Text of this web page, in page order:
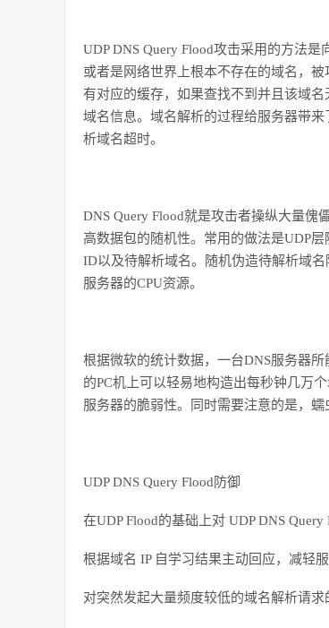
UDP DNS Query Flood攻击采用的方法是
或者是网络世界上根本不存在的域名，被
有对应的缓存，如果查找不到并且该域名
域名信息。域名解析的过程给服务器带
析域名超时。
DNS Query Flood就是攻击者操纵大量傀
高数据包的随机性。常用的做法是UDP层
ID以及待解析域名。随机伪造待解析域
服务器的CPU资源。
根据微软的统计数据，一台DNS服务器所
的PC机上可以轻易地构造出每秒钟几万
服务器的脆弱性。同时需要注意的是，蠕
UDP DNS Query Flood 防御
在UDP Flood的基础上对 UDP DNS Query
根据域名 IP 自学习结果主动回应，减轻
对突然发起大量频度较低的域名解析请求